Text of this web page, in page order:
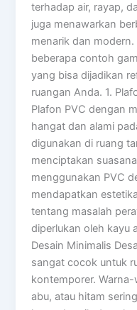
terhadap air, rayap,
juga menawarkan
menarik dan
beberapa contoh
yang bisa dijadikan
ruangan Anda. 1.
Plafon PVC dengan
hangat dan alami
digunakan di ruang
menciptakan
menggunakan PVC
mendapatkan
tentang masalah
diperlukan oleh kayu
Desain Minimalis
sangat cocok untuk
kontemporer.
abu, atau hitam